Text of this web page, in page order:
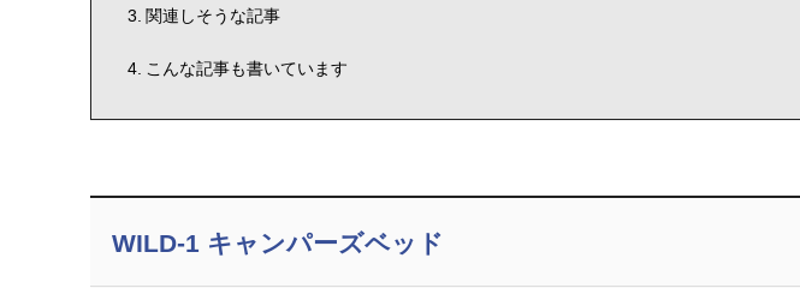
関連しそうな記事
こんな記事も書いています
WILD-1 キャンパーズベッド